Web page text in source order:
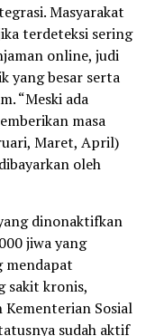
Masyarakat
terdeteksi sering
online, judi
yang besar serta
“Meski ada
masa
Maret, April)
oleh
dinonaktifkan
jiwa yang
mendapat
sakit kronis,
Kementerian Sosial
sudah aktif